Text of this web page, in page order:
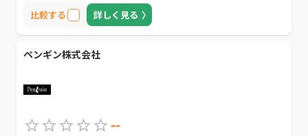
比較する 詳しく見る
ペンギン株式会社
--